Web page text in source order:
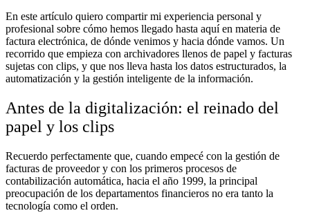
En este artículo quiero compartir mi experiencia personal y
profesional sobre cómo hemos llegado hasta aquí en materia de
factura electrónica, de dónde venimos y hacia dónde vamos. Un
recorrido que empieza con archivadores llenos de papel y facturas
sujetas con clips, y que nos lleva hasta los datos estructurados, la
automatización y la gestión inteligente de la información.
Antes de la digitalización: el reinado del
papel y los clips
Recuerdo perfectamente que, cuando empecé con la gestión de
facturas de proveedor y con los primeros procesos de
contabilización automática, hacia el año 1999, la principal
preocupación de los departamentos financieros no era tanto la
tecnología como el orden.